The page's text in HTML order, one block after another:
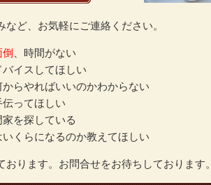
ど、お気軽にご連絡ください。
倒 、時間がない
イスしてほしい
からやればいいのかわからない
ってほしい
を探している
いくらになるのか教えてほしい
ります。お問合せをお待ちしております。